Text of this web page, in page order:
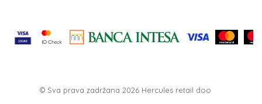
© Sva prava zadržana 2026Hercules retail doo